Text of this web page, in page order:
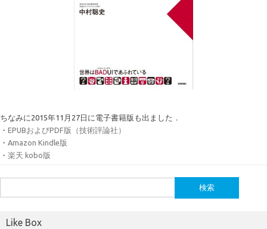
ちなみに2015年11月27日に電子書籍版も出ました．
・ EPUBおよびPDF版（技術評論社）
・ Amazon Kindle版
・ 楽天 kobo版
索:
Like Box